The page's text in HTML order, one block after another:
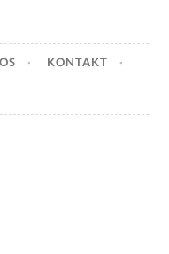
KONTAKT